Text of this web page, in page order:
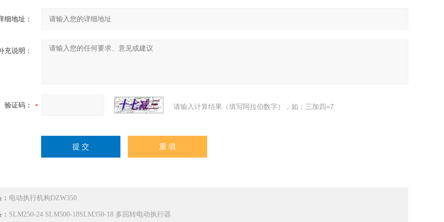
细地址：
充说明：
验证码： 请输入计算结果（填写阿拉伯数字），如：三加四=7
电动执行机构DZW350
SLM250-24 SLM500-18SLM350-18 多回转电动执行器